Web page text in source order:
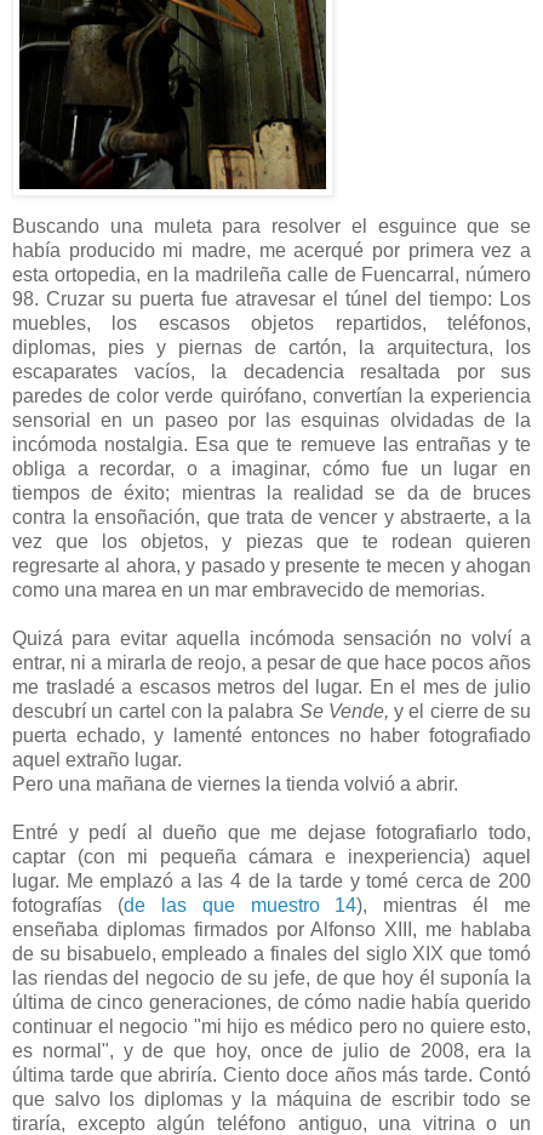
Buscando una muleta para resolver el esguince que se
había producido mi madre, me acerqué por primera vez a
esta ortopedia, en la madrileña calle de Fuencarral, número
98. Cruzar su puerta fue atravesar el túnel del tiempo: Los
muebles, los escasos objetos repartidos, teléfonos,
diplomas, pies y piernas de cartón, la arquitectura, los
escaparates vacíos, la decadencia resaltada por sus
paredes de color verde quirófano, convertían la experiencia
sensorial en un paseo por las esquinas olvidadas de la
incómoda nostalgia. Esa que te remueve las entrañas y te
obliga a recordar, o a imaginar, cómo fue un lugar en
tiempos de éxito; mientras la realidad se da de bruces
contra la ensoñación, que trata de vencer y abstraerte, a la
vez que los objetos, y piezas que te rodean quieren
regresarte al ahora, y pasado y presente te mecen y ahogan
como una marea en un mar embravecido de memorias.
Quizá para evitar aquella incómoda sensación no volví a
entrar, ni a mirarla de reojo, a pesar de que hace pocos años
me trasladé a escasos metros del lugar. En el mes de julio
descubrí un cartel con la palabra Se Vende, y el cierre de su
puerta echado, y lamenté entonces no haber fotografiado
aquel extraño lugar.
Pero una mañana de viernes la tienda volvió a abrir.
Entré y pedí al dueño que me dejase fotografiarlo todo,
captar (con mi pequeña cámara e inexperiencia) aquel
lugar. Me emplazó a las 4 de la tarde y tomé cerca de 200
fotografías (de las que muestro 14), mientras él me
enseñaba diplomas firmados por Alfonso XIII, me hablaba
de su bisabuelo, empleado a finales del siglo XIX que tomó
las riendas del negocio de su jefe, de que hoy él suponía la
última de cinco generaciones, de cómo nadie había querido
continuar el negocio "mi hijo es médico pero no quiere esto,
es normal", y de que hoy, once de julio de 2008, era la
última tarde que abriría. Ciento doce años más tarde. Contó
que salvo los diplomas y la máquina de escribir todo se
tiraría, excepto algún teléfono antiguo, una vitrina o un